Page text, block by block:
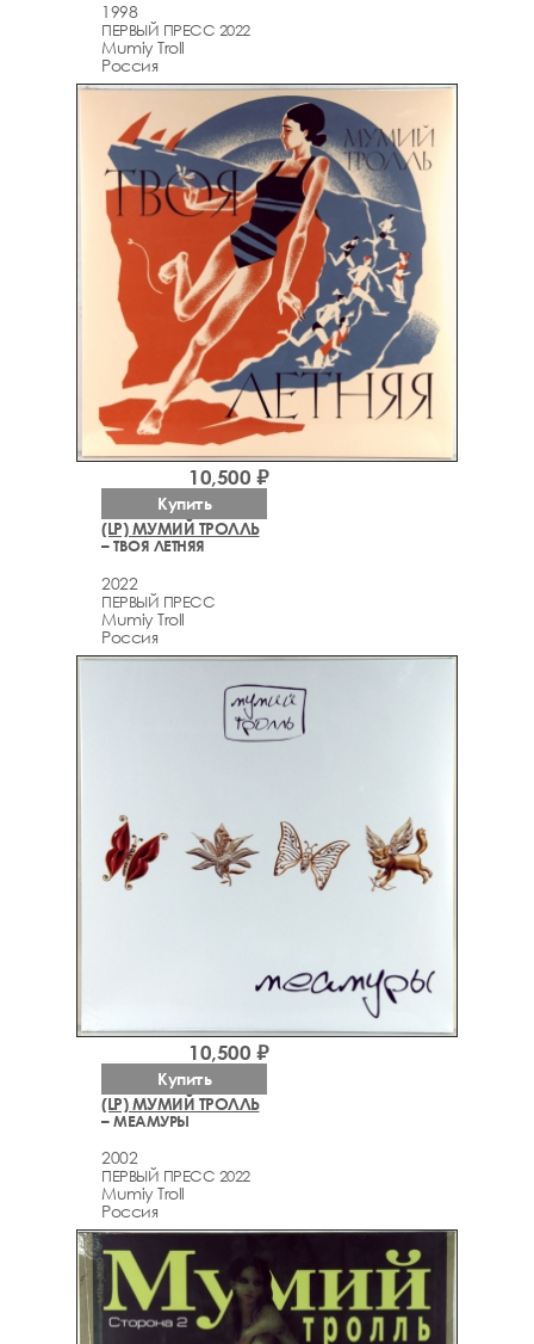
1998
ПЕРВЫЙ ПРЕСС 2022
Mumiy Troll
Россия
(LP) МУМИЙ ТРОЛЛЬ
– ТВОЯ ЛЕТНЯЯ
2022
ПЕРВЫЙ ПРЕСС
Mumiy Troll
Россия
10,500 ₽
Купить
(LP) МУМИЙ ТРОЛЛЬ
– МЕАМУРЫ
2002
ПЕРВЫЙ ПРЕСС 2022
Mumiy Troll
Россия
10,500 ₽
Купить